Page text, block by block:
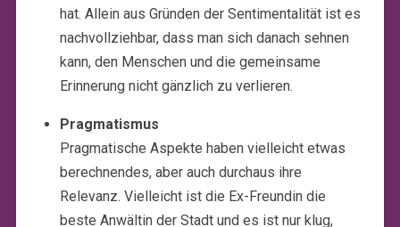
hat. Allein aus Gründen der Sentimentalität ist es
nachvollziehbar, dass man sich danach sehnen
kann, den Menschen und die gemeinsame
Erinnerung nicht gänzlich zu verlieren.
Pragmatismus
Pragmatische Aspekte haben vielleicht etwas
berechnendes, aber auch durchaus ihre
Relevanz. Vielleicht ist die Ex-Freundin die
beste Anwältin der Stadt und es ist nur klug,